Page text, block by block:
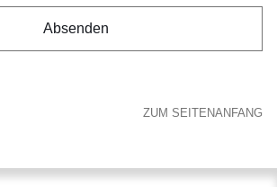
ZUM SEITENANFANG